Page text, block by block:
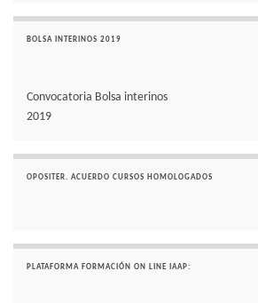
BOLSA INTERINOS 2019
Convocatoria Bolsa interinos
2019
OPOSITER. ACUERDO CURSOS HOMOLOGADOS
PLATAFORMA FORMACIÓN ON LINE IAAP: